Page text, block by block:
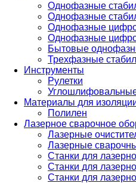
Однофазные
Однофазные
Однофазные
Однофазные
Бытовые
Трехфазные
Инструменты
Рулетки
Материалы для
Полилен
Лазерное сварочное
Лазерные
Лазерные
Станки для
Станки для
Станки для